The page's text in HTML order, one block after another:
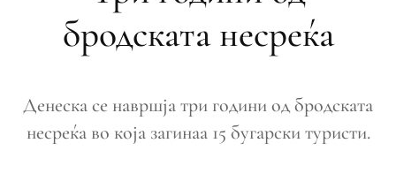
бродската несреќа
Денеска се навршја три години од бродската
несреќа во која загинаа 15 бугарски туристи.